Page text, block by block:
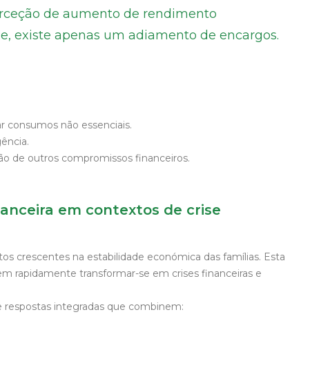
de aumento de rendimento
existe apenas um adiamento de encargos.
consumos não essenciais.
de outros compromissos financeiros.
em contextos de crise
crescentes na estabilidade económica das famílias. Esta
rapidamente transformar-se em crises financeiras e
integradas que combinem: